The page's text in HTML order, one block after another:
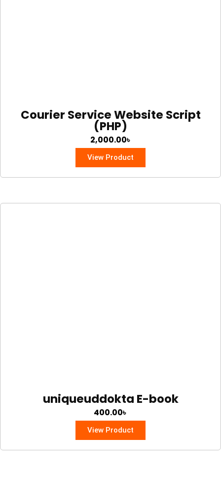
Courier Service Website Script
(PHP)
2,000.00৳
View Product
uniqueuddokta E-book
400.00৳
View Product